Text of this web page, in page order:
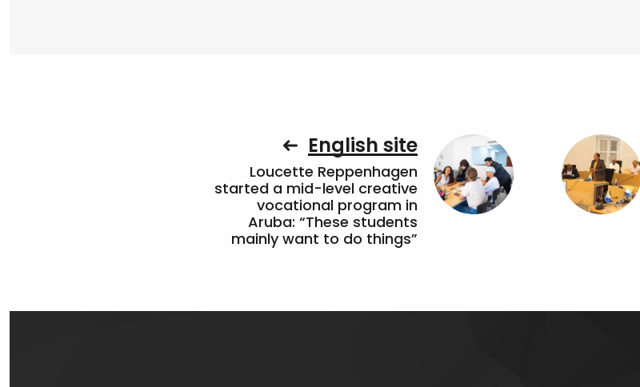
English site
Loucette Reppenhagen
started a mid-level creative
vocational program in
Aruba: “These students
mainly want to do things”